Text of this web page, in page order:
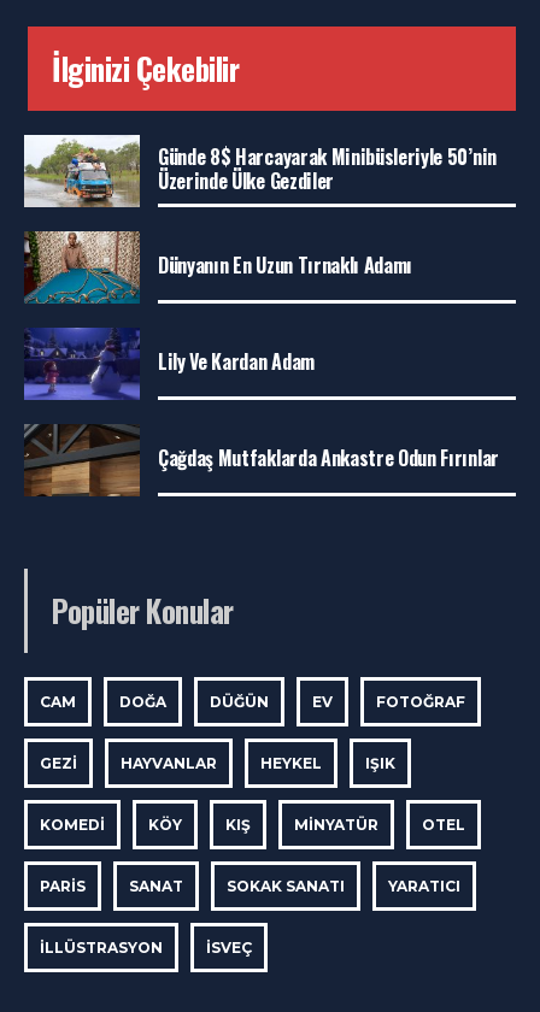
İlginizi Çekebilir
Günde 8$ Harcayarak Minibüsleriyle 50’nin
Üzerinde Ülke Gezdiler
Dünyanın En Uzun Tırnaklı Adamı
Lily Ve Kardan Adam
Çağdaş Mutfaklarda Ankastre Odun Fırınlar
Popüler Konular
CAM DOĞA DÜĞÜN EV FOTOĞRAF
GEZI HAYVANLAR HEYKEL IŞIK
KOMEDI KÖY KIŞ MINYATÜR OTEL
PARIS SANAT SOKAK SANATI YARATICI
İLLÜSTRASYON İSVEÇ